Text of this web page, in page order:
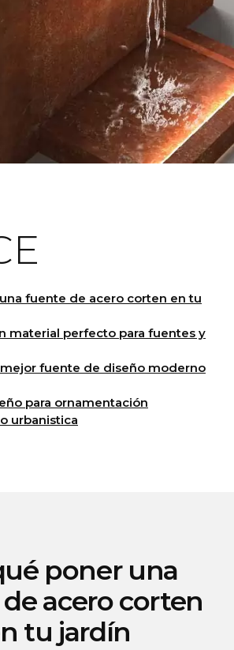
fuente de acero corten en tu
material perfecto para fuentes y
fuente de diseño moderno
para ornamentación
urbanistica
poner una
acero corten
tu jardín